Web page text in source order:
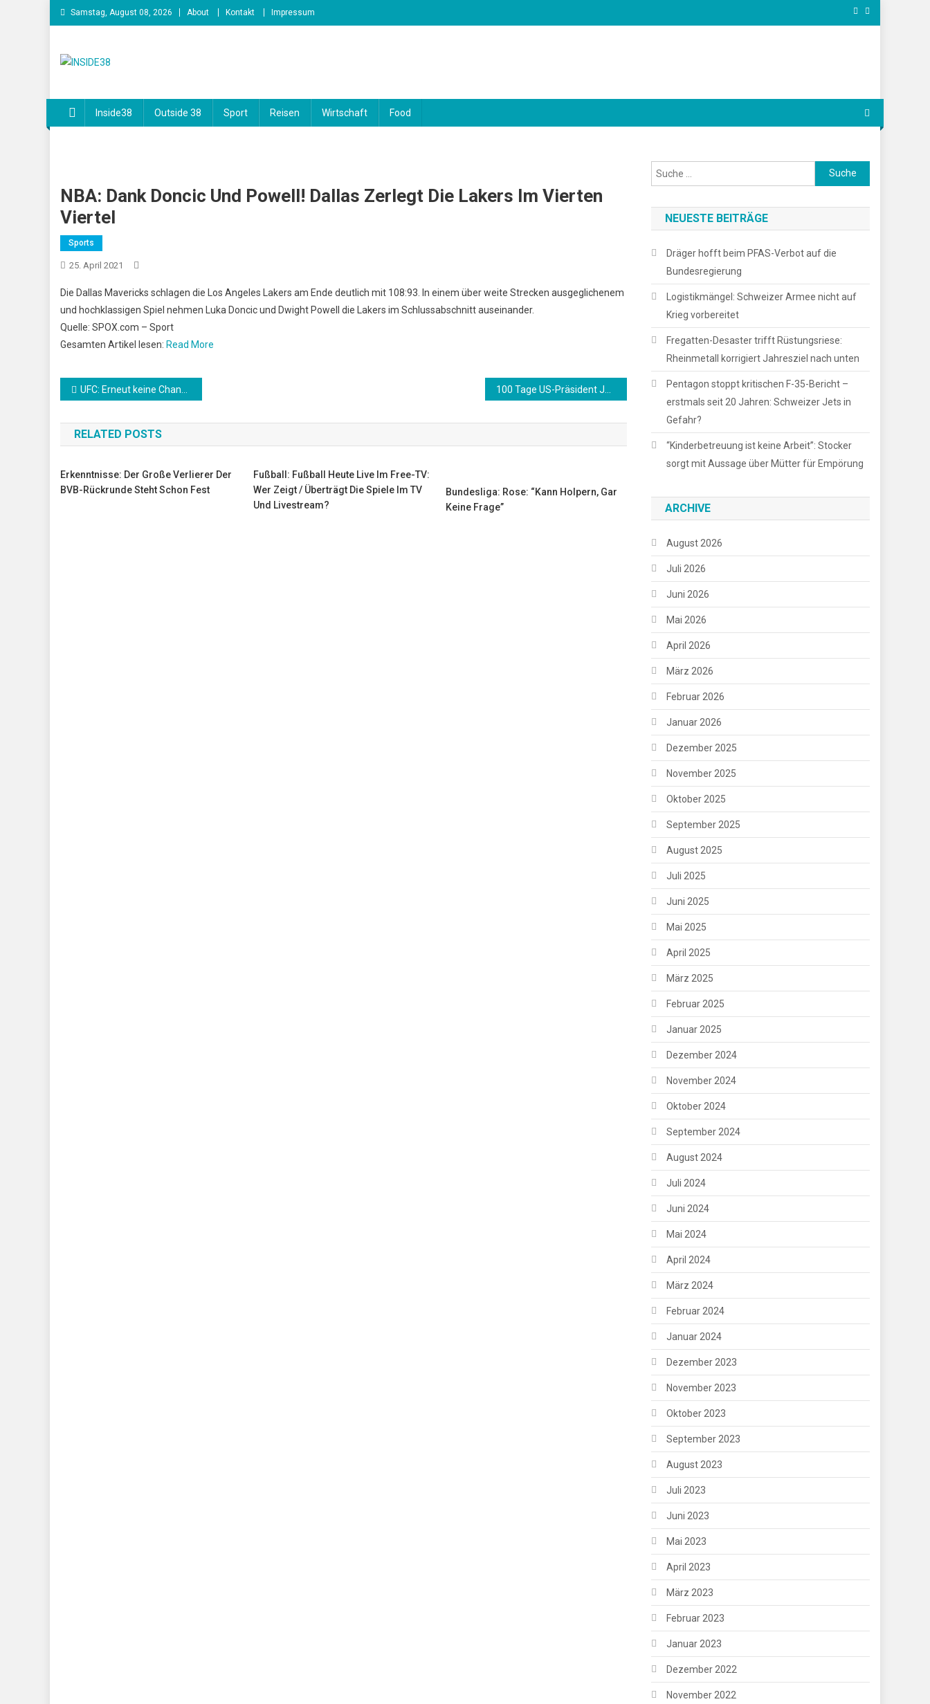
Skip
to
Samstag, August 08, 2026 About Kontakt Impressum
Inside38 Outside 38 Sport Reisen Wirtschaft Food
NBA: Dank Doncic Und Powell! Dallas Zerlegt Die Lakers Im Vierten
Viertel
Sports
25. April 2021
Die Dallas Mavericks schlagen die Los Angeles Lakers am Ende deutlich mit 108:93. In einem über weite Strecken ausgeglichenem
und hochklassigen Spiel nehmen Luka Doncic und Dwight Powell die Lakers im Schlussabschnitt auseinander.
Quelle: SPOX.com – Sport
Gesamten Artikel lesen: Read More
Beitrags-
Navigation
UFC: Erneut keine Chance für den “Street Jesus”: Usman verteidigt Titel
RELATED POSTS
Erkenntnisse: Der Große Verlierer Der
BVB-Rückrunde Steht Schon Fest
Fußball: Fußball Heute Live Im Free-TV:
Wer Zeigt / Überträgt Die Spiele Im TV
Und Livestream?
Bundesliga: Rose: “Kann Holpern, Gar
Keine Frage”
Suche
nach:
NEUESTE BEITRÄGE
Dräger hofft beim PFAS-Verbot auf die
Bundesregierung
Logistikmängel: Schweizer Armee nicht auf
Krieg vorbereitet
Fregatten-Desaster trifft Rüstungsriese:
Rheinmetall korrigiert Jahresziel nach unten
Pentagon stoppt kritischen F-35-Bericht –
erstmals seit 20 Jahren: Schweizer Jets in
Gefahr?
“Kinderbetreuung ist keine Arbeit”: Stocker
sorgt mit Aussage über Mütter für Empörung
ARCHIVE
August 2026
Juli 2026
Juni 2026
Mai 2026
April 2026
März 2026
Februar 2026
Januar 2026
Dezember 2025
November 2025
Oktober 2025
September 2025
August 2025
Juli 2025
Juni 2025
Mai 2025
April 2025
März 2025
Februar 2025
Januar 2025
Dezember 2024
November 2024
Oktober 2024
September 2024
August 2024
Juli 2024
Juni 2024
Mai 2024
April 2024
März 2024
Februar 2024
Januar 2024
Dezember 2023
November 2023
Oktober 2023
September 2023
August 2023
Juli 2023
Juni 2023
Mai 2023
April 2023
März 2023
Februar 2023
Januar 2023
Dezember 2022
November 2022